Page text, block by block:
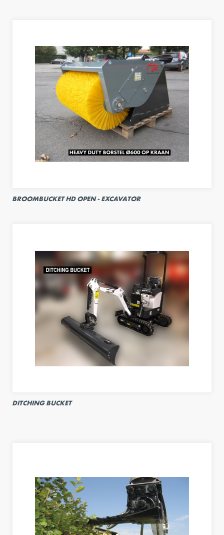
BROOMBUCKET HD OPEN - EXCAVATOR
DITCHING BUCKET